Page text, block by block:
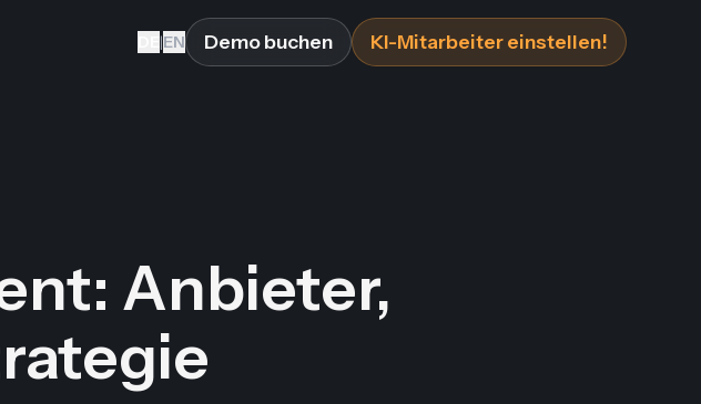
|EN Demo buchen KI-Mitarbeiter einstellen!
Anbieter,